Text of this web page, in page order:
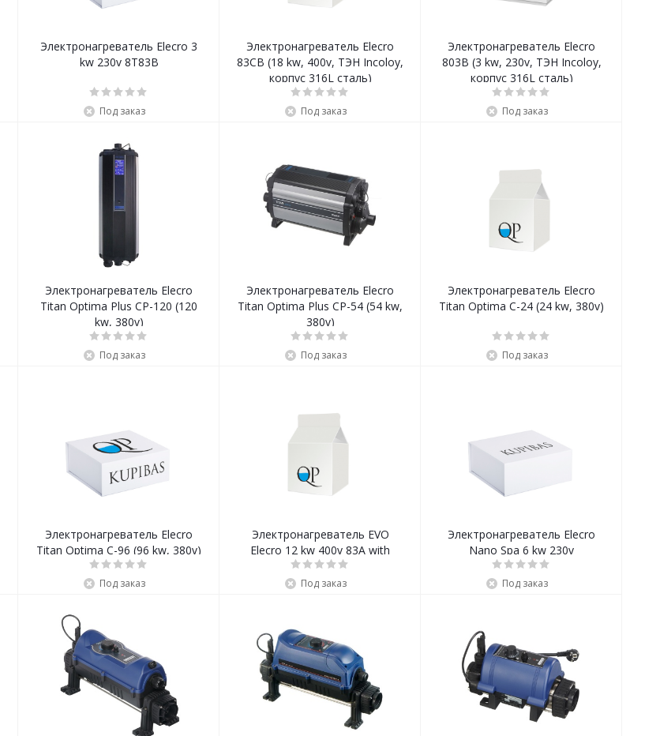
Электронагреватель Elecro 3
kw 230v 8Т83В
Под заказ
Электронагреватель Elecro
83CB (18 kw, 400v, ТЭН Incoloy,
корпус 316L сталь)
Под заказ
Электронагреватель Elecro
803B (3 kw, 230v, ТЭН Incoloy,
корпус 316L сталь)
Под заказ
Электронагреватель Elecro
Titan Optima Plus CP-120 (120
kw, 380v)
Под заказ
Электронагреватель Elecro
Titan Optima Plus CP-54 (54 kw,
380v)
Под заказ
Электронагреватель Elecro
Titan Optima C-24 (24 kw, 380v)
Под заказ
Электронагреватель Elecro
Titan Optima C-96 (96 kw, 380v)
Под заказ
Электронагреватель EVO
Elecro 12 kw 400v 83А with
contactor
Под заказ
Электронагреватель Elecro
Nano Spa 6 kw 230v
Под заказ